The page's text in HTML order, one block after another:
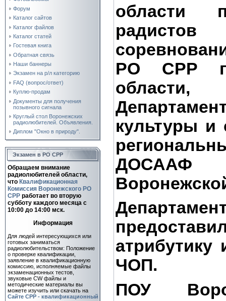
Форум
Каталог сайтов
Каталог файлов
Каталог статей
Гостевая книга
Обратная связь
Наши баннеры
Экзамен на р/л категорию
FAQ (вопрос/ответ)
Куплю-продам
Документы для получения
позывного сигнала
Круглый стол Воронежских
радиолюбителей. Объявления.
Диплом "Окно в природу".
Экзамен в РО СРР
Обращаем внимание
радиолюбителей области,
что Квалификационная
Комиссия Воронежского РО
СРР работает во вторую
субботу каждого месяца c
10:00 до 14:00 мск.
Информация
Для людей интересующихся или
готовых заниматься
радиолюбительством: Положение
о проверке квалификации,
заявление в квалификационную
комиссию, исполняемые файлы
экзаменационных тестов,
звуковые CW файлы и
методические материалы вы
можете изучить или скачать на
Сайте СРР - квалификационный
области
радистов
РО СРР
культуры и
атрибутику
ЧОП.
ПОУ